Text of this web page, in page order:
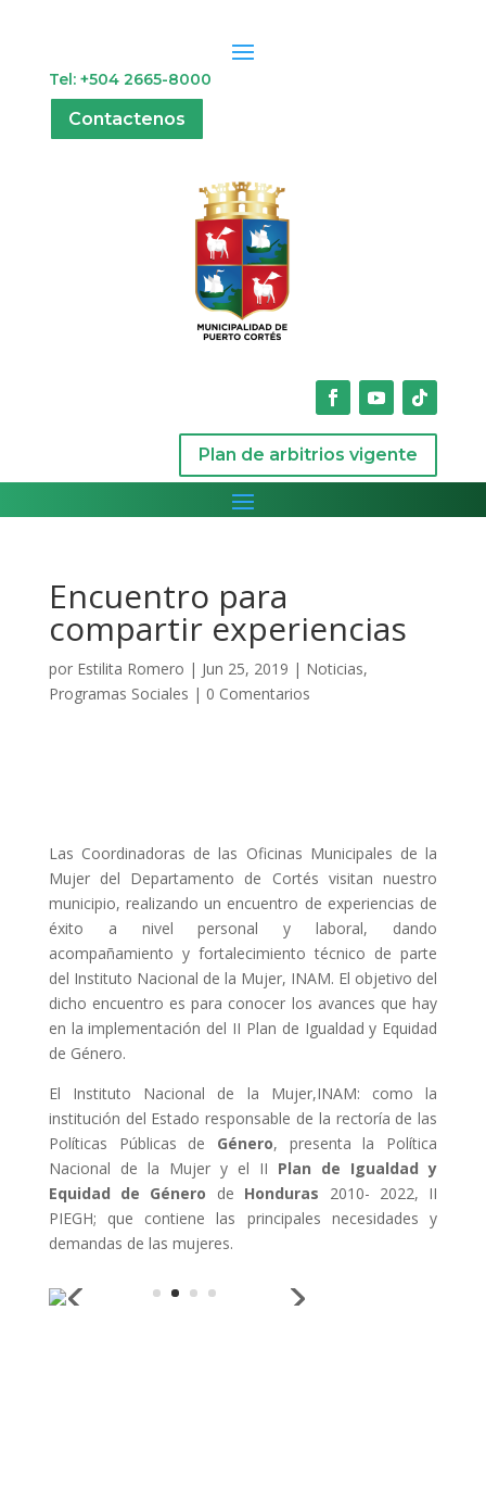
Tel: +504 2665-8000
Contactenos
Plan de arbitrios vigente
Encuentro para
compartir experiencias
por Estilita Romero | Jun 25, 2019 | Noticias,
Programas Sociales | 0 Comentarios
Las Coordinadoras de las Oficinas Municipales de la
Mujer del Departamento de Cortés visitan nuestro
municipio, realizando un encuentro de experiencias de
éxito a nivel personal y laboral, dando
acompañamiento y fortalecimiento técnico de parte
del Instituto Nacional de la Mujer, INAM. El objetivo del
dicho encuentro es para conocer los avances que hay
en la implementación del II Plan de Igualdad y Equidad
de Género.
El Instituto Nacional de la Mujer,INAM: como la
institución del Estado responsable de la rectoría de las
Políticas Públicas de Género, presenta la Política
Nacional de la Mujer y el II Plan de Igualdad y
Equidad de Género de Honduras 2010- 2022, II
PIEGH; que contiene las principales necesidades y
demandas de las mujeres.